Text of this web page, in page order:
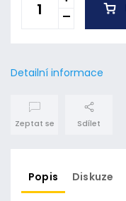
Detailní informace
Zeptat se Sdílet
Popis Diskuze